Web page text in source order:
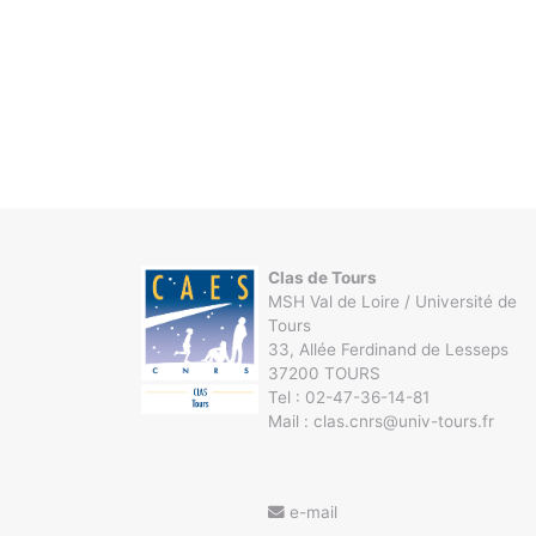
Clas de Tours
MSH Val de Loire / Université de
Tours
33, Allée Ferdinand de Lesseps
37200 TOURS
Tel : 02-47-36-14-81
Mail : clas.cnrs@univ-tours.fr
e-mail